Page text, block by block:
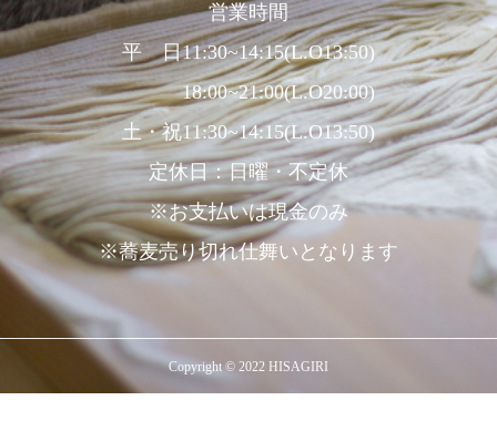
営業時間
平 日11:30~14:15(L.O13:50)
18:00~21:00(L.O20:00)
土・祝11:30~14:15(L.O13:50)
定休日：日曜・不定休
※お支払いは現金のみ
※蕎麦売り切れ仕舞いとなります
Copyright © 2022 HISAGIRI